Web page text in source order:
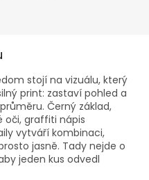
stojí na vizuálu, který
print: zastaví pohled a
Černý základ,
oči, graffiti nápis
vytváří kombinaci,
jasně. Tady nejde o
jeden kus odvedl